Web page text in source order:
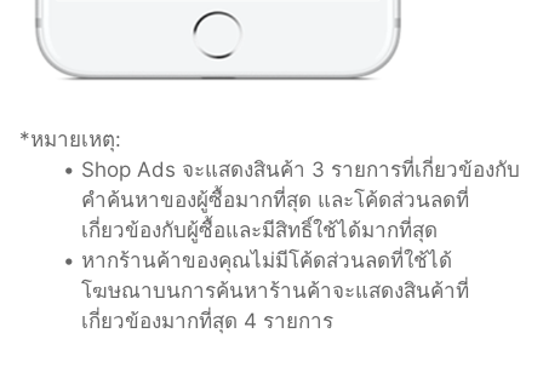
*หมายเหตุ:
Shop Ads จะแสดงสินค้า 3 รายการที่เกี่ยวข้องกับ
คำค้นหาของผู้ซื้อมากที่สุด และโค้ดส่วนลดที่
เกี่ยวข้องกับผู้ซื้อและมีสิทธิ์ใช้ได้มากที่สุด
หากร้านค้าของคุณไม่มีโค้ดส่วนลดที่ใช้ได้
โฆษณาบนการค้นหาร้านค้าจะแสดงสินค้าที่
เกี่ยวข้องมากที่สุด 4 รายการ